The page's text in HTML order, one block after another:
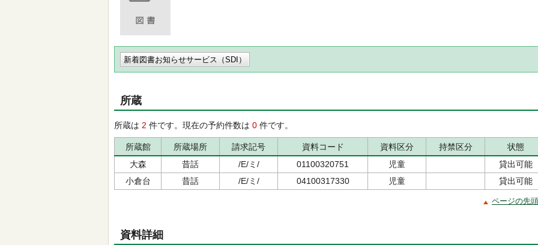
新着図書お知らせサービス（SDI）
所蔵
所蔵は 2 件です。現在の予約件数は 0 件です。
所蔵館 所蔵場所 請求記号 資料コード 資料区分 持禁区分
状態
大森
昔話 /E/ミ/ 01100320751 児童
貸出可能
小倉台
昔話 /E/ミ/ 04100317330 児童 貸出可能
ページの先
資料詳細